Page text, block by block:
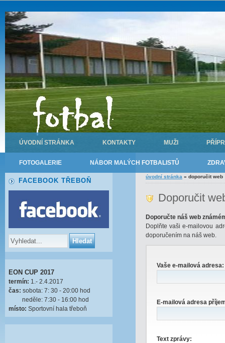
ÚVODNÍ STRÁNKA KONTAKTY MUŽI
FOTOGALERIE NÁBOR MALÝCH FOTBALISTŮ
úvodní stránka » doporučit web
Doporučit
Doporučte náš web
Doplňte vaši e-mailovou
doporučením na náš web.
Vaše e-mailová adresa:
E-mailová adresa
Text zprávy:
FACEBOOK TŘEBOŇ
EON CUP 2017
termín: 1.- 2.4.2017
čas: sobota: 7: 30 - 20:00 hod
neděle: 7:30 - 16:00 hod
místo: Sportovní hala třeboň